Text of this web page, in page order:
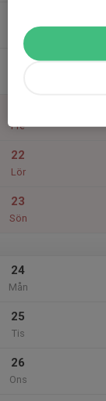
Ons
Fre
22
Lör
23
Sön
24
Mån
25
Tis
26
Ons